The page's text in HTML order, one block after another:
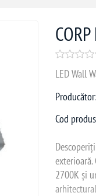
LED Wall
Producător:
Cod
2700K și